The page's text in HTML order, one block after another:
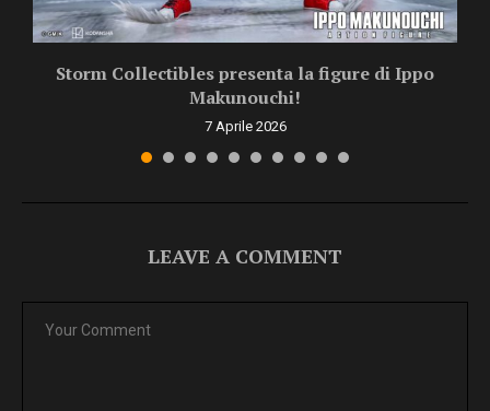
Storm Collectibles presenta la figure di Ippo
Makunouchi!
7 Aprile 2026
LEAVE A COMMENT